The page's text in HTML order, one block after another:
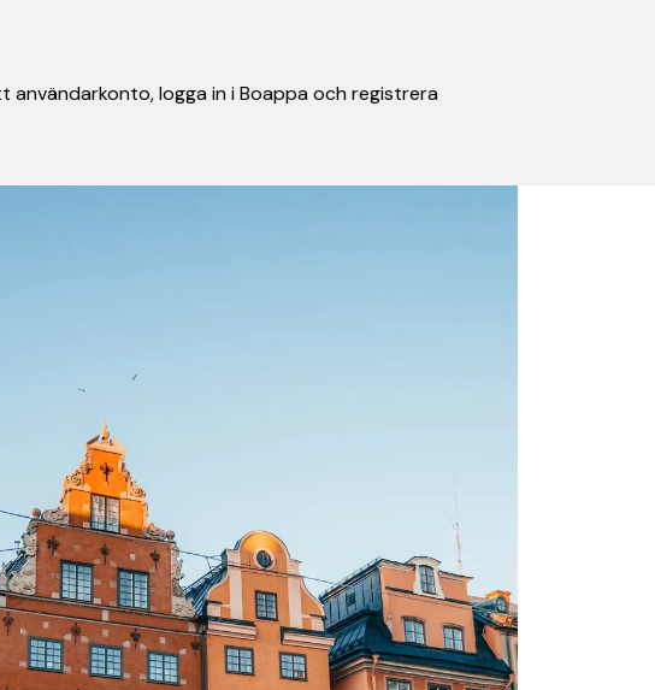
logga in i Boappa och registrera